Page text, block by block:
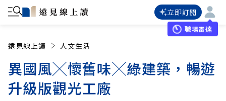
立即訂閱
職場雷達
遠見線上讀 人文生活
異國風╳懷舊味╳綠建築，暢遊
升級版觀光工廠